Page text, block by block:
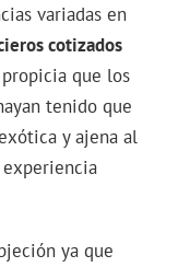
variadas en
cotizados
que los
tenido que
y ajena al
experiencia
ya que